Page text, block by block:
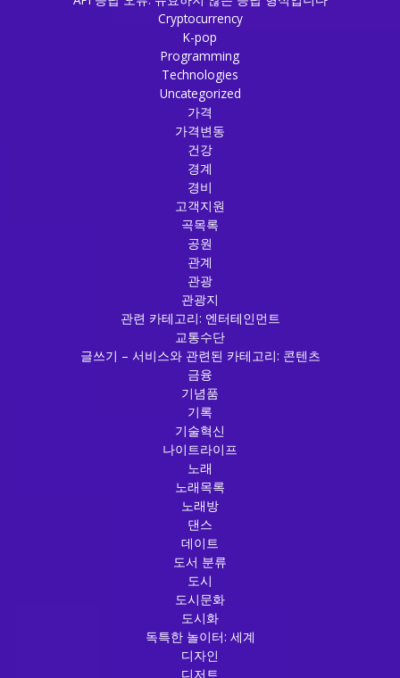
Cryptocurrency
K-pop
Programming
Technologies
Uncategorized
가격
가격변동
건강
경계
경비
고객지원
곡목록
공원
관계
관광
관광지
관련 카테고리: 엔터테인먼트
교통수단
글쓰기 – 서비스와 관련된 카테고리: 콘텐츠
금융
기념품
기록
기술혁신
나이트라이프
노래
노래목록
노래방
댄스
데이트
도서 분류
도시
도시문화
도시화
독특한 놀이터: 세계
디자인
디저트